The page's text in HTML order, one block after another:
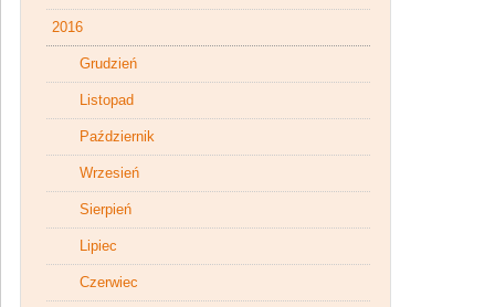
2016
Grudzień
Listopad
Październik
Wrzesień
Sierpień
Lipiec
Czerwiec